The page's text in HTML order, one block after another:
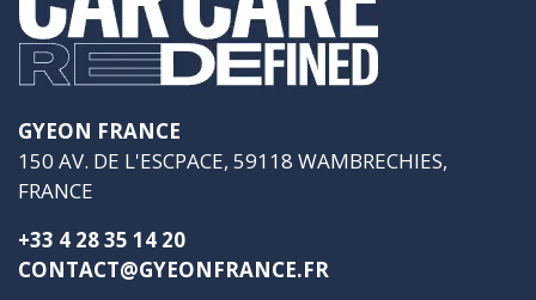
GYEON FRANCE
150 AV. DE L'ESCPACE, 59118 WAMBRECHIES,
FRANCE
+33 4 28 35 14 20
CONTACT@GYEONFRANCE.FR